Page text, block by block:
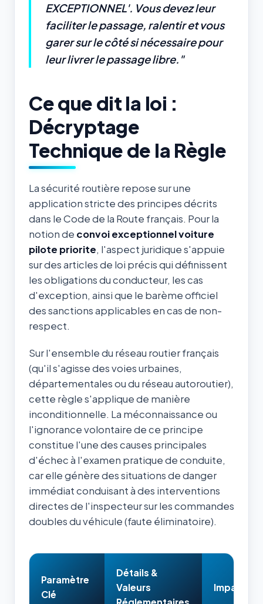
EXCEPTIONNEL'. Vous devez leur
faciliter le passage, ralentir et vous
garer sur le côté si nécessaire pour
leur livrer le passage libre."
Ce que dit la loi :
Décryptage
Technique de la Règle
La sécurité routière repose sur une
application stricte des principes décrits
dans le Code de la Route français. Pour la
notion de convoi exceptionnel voiture
pilote priorite, l'aspect juridique s'appuie
sur des articles de loi précis qui définissent
les obligations du conducteur, les cas
d'exception, ainsi que le barème officiel
des sanctions applicables en cas de non-
respect.
Sur l'ensemble du réseau routier français
(qu'il s'agisse des voies urbaines,
départementales ou du réseau autoroutier),
cette règle s'applique de manière
inconditionnelle. La méconnaissance ou
l'ignorance volontaire de ce principe
constitue l'une des causes principales
d'échec à l'examen pratique de conduite,
car elle génère des situations de danger
immédiat conduisant à des interventions
directes de l'inspecteur sur les commandes
doubles du véhicule (faute éliminatoire).
Paramètre
Clé
Détails &
Valeurs
Réglementaires
Impact &